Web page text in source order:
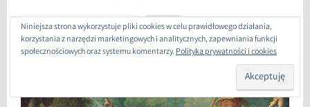
Szukaj
Niniejsza strona wykorzystuje pliki cookies w celu prawidłowego działania,
korzystania z narzędzi marketingowych i analitycznych, zapewniania funkcji
społecznościowych oraz systemu komentarzy.Polityka prywatności i cookies